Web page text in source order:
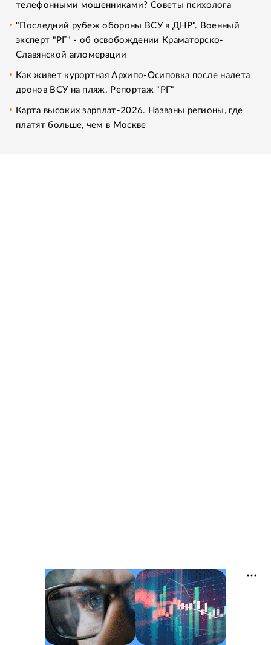
телефонными мошенниками? Советы психолога
"Последний рубеж обороны ВСУ в ДНР". Военный
эксперт "РГ" - об освобождении Краматорско-
Славянской агломерации
Как живет курортная Архипо-Осиповка после налета
дронов ВСУ на пляж. Репортаж "РГ"
Карта высоких зарплат-2026. Названы регионы, где
платят больше, чем в Москве